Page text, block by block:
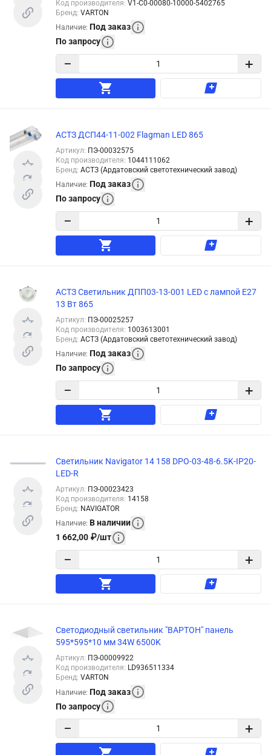
Код производителя: V1-C0-00080-10000-5402765
Бренд: VARTON
Наличие: Под заказ
По запросу
− +
АСТЗ ДСП44-11-002 Flagman LED 865
Артикул: ПЭ-00032575
Код производителя: 1044111062
Бренд: АСТЗ (Ардатовский светотехнический завод)
Наличие: Под заказ
По запросу
− +
АСТЗ Светильник ДПП03-13-001 LED с лампой Е27
13 Вт 865
Артикул: ПЭ-00025257
Код производителя: 1003613001
Бренд: АСТЗ (Ардатовский светотехнический завод)
Наличие: Под заказ
По запросу
− +
Светильник Navigator 14 158 DPO-03-48-6.5K-IP20-
LED-R
Артикул: ПЭ-00023423
Код производителя: 14158
Бренд: NAVIGATOR
Наличие: В наличии
1 662,00 ₽/шт
− +
Светодиодный светильник "ВАРТОН" панель
595*595*10 мм 34W 6500K
Артикул: ПЭ-00009922
Код производителя: LD936511334
Бренд: VARTON
Наличие: Под заказ
По запросу
− +